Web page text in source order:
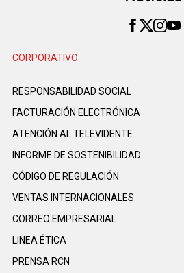
CORPORATIVO
RESPONSABILIDAD SOCIAL
FACTURACIÓN ELECTRÓNICA
ATENCIÓN AL TELEVIDENTE
INFORME DE SOSTENIBILIDAD
CÓDIGO DE REGULACIÓN
VENTAS INTERNACIONALES
CORREO EMPRESARIAL
LINEA ÉTICA
PRENSA RCN